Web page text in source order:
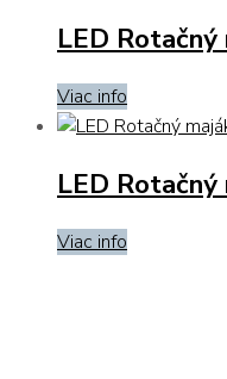
LED
Viac info
LED Rotačný
Viac info